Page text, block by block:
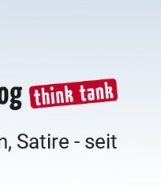
Satire - seit